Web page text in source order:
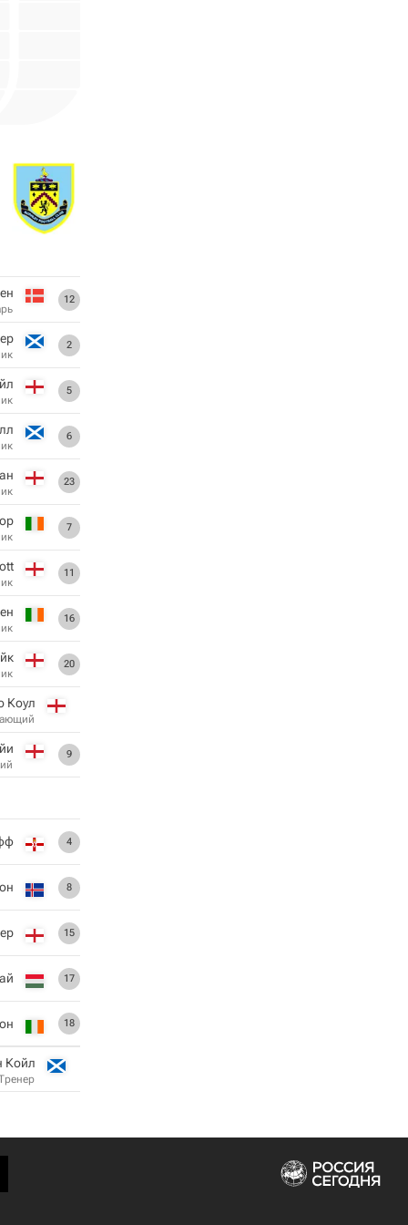
12
2
5
6
23
7
11
16
20
Коул
9
4
8
15
17
18
Койл